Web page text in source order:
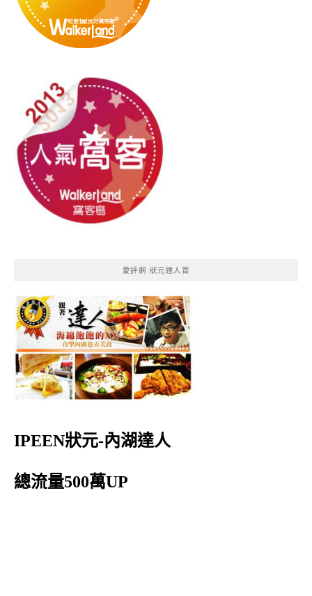
愛評網 狀元達人賞
IPEEN狀元-內湖達人
總流量500萬UP